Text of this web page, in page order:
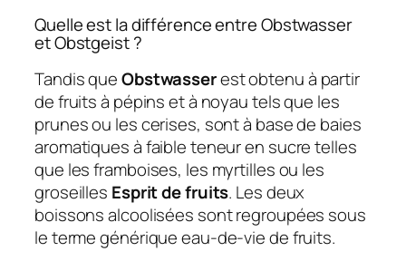
Quelle est la différence entre Obstwasser
et Obstgeist ?
Tandis queObstwasserest obtenu à partir
de fruits à pépins et à noyau tels que les
prunes ou les cerises, sont à base de baies
aromatiques à faible teneur en sucre telles
que les framboises, les myrtilles ou les
groseilles Esprit de fruits. Les deux
boissons alcoolisées sont regroupées sous
le terme générique eau-de-vie de fruits.